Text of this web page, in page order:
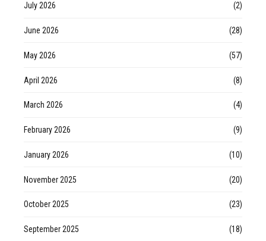
July 2026 (2)
June 2026 (28)
May 2026 (57)
April 2026 (8)
March 2026 (4)
February 2026 (9)
January 2026 (10)
November 2025 (20)
October 2025 (23)
September 2025 (18)